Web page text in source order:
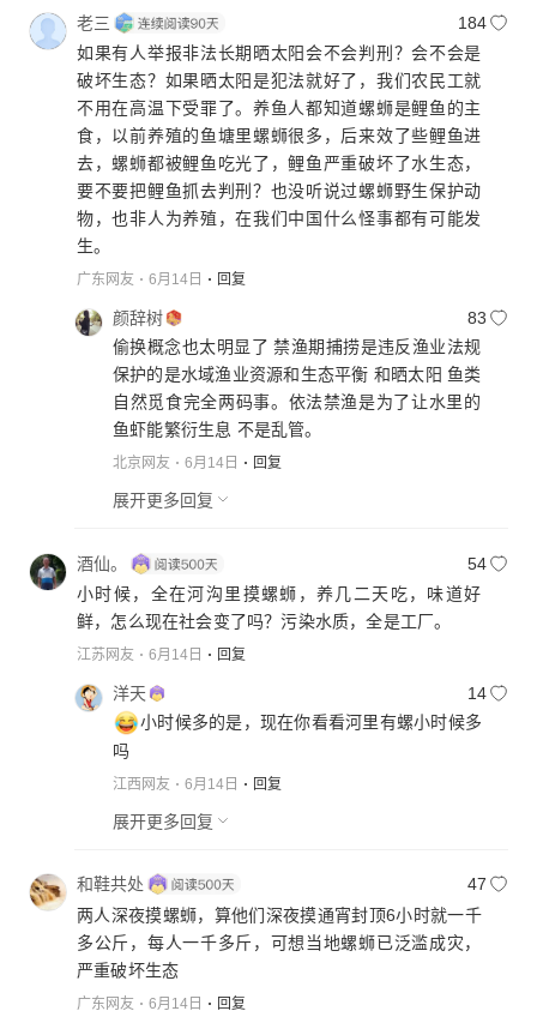
老三
184
如果有人举报非法长期晒太阳会不会判刑？会不会是
破坏生态？如果晒太阳是犯法就好了，我们农民工就
不用在高温下受罪了。养鱼人都知道螺蛳是鲤鱼的主
食，以前养殖的鱼塘里螺蛳很多，后来效了些鲤鱼进
去，螺蛳都被鲤鱼吃光了，鲤鱼严重破坏了水生态，
要不要把鲤鱼抓去判刑？也没听说过螺蛳野生保护动
物，也非人为养殖，在我们中国什么怪事都有可能发
生。
广东网友 6月14日 回复
颜辞树
83
偷换概念也太明显了 禁渔期捕捞是违反渔业法规
保护的是水域渔业资源和生态平衡 和晒太阳 鱼类
自然觅食完全两码事。依法禁渔是为了让水里的
鱼虾能繁衍生息 不是乱管。
北京网友 6月14日 回复
展开更多回复
酒仙。
54
小时候，全在河沟里摸螺蛳，养几二天吃，味道好
鲜，怎么现在社会变了吗？污染水质，全是工厂。
江苏网友 6月14日 回复
洋天
14
小时候多的是，现在你看看河里有螺小时候多
吗
江西网友 6月14日 回复
展开更多回复
和鞋共处
47
两人深夜摸螺蛳，算他们深夜摸通宵封顶6小时就一千
多公斤，每人一千多斤，可想当地螺蛳已泛滥成灾，
严重破坏生态
广东网友 6月14日 回复